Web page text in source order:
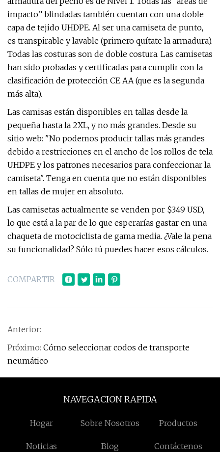
impacto” blindadas también cuentan con una doble
capa de tejido UHDPE. Al ser una camiseta de punto,
es transpirable y lavable (primero quítate la armadura).
Todas las costuras son de doble costura. Las camisetas
han sido probadas y certificadas para cumplir con la
clasificación de protección CE AA (que es la segunda
más alta).
Las camisas están disponibles en tallas desde la
pequeña hasta la 2XL, y no más grandes. Desde su
sitio web: "No podemos producir tallas más grandes
debido a restricciones en el ancho de los rollos de tela
UHDPE y los patrones necesarios para confeccionar la
camiseta". Tenga en cuenta que no están disponibles
en tallas de mujer en absoluto.
Las camisetas actualmente se venden por $349 USD,
lo que está a la par de lo que esperarías gastar en una
chaqueta de motociclista de gama media. ¿Vale la pena
su funcionalidad? Sólo tú puedes hacer esos cálculos.
COMPARTIR
Anterior:
Próximo: Cómo seleccionar codos de transporte
neumático
NAVEGACION RAPIDA
Hogar Sobre Nosotros Productos
Noticias Blog Contáctenos